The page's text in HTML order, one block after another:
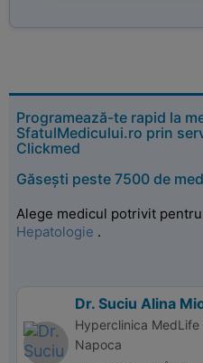
Programează-te rapid la
SfatulMedicului.ro prin
Clickmed
Găsești peste 7500 de
Alege medicul potrivit
Hepatologie .
Dr. Suciu Alina
Hyperclinica MedLife
Napoca